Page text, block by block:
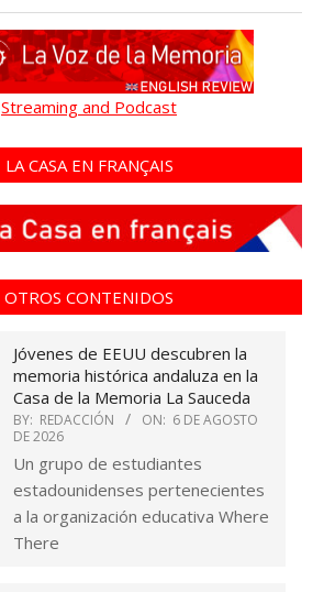
Streaming and Podcast
LA CASA EN FRANÇAIS
OTROS CONTENIDOS
Jóvenes de EEUU descubren la
memoria histórica andaluza en la
Casa de la Memoria La Sauceda
BY: REDACCIÓN ON: 6 DE AGOSTO
DE 2026
Un grupo de estudiantes
estadounidenses pertenecientes
a la organización educativa Where
There